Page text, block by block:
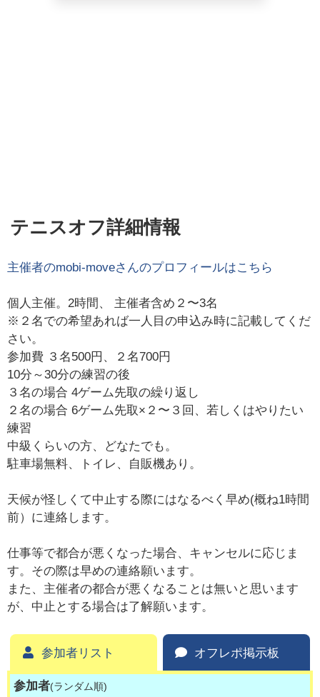
テニスオフ詳細情報
主催者のmobi-moveさんのプロフィールはこちら
個人主催。2時間、 主催者含め２〜3名
※２名での希望あれば一人目の申込み時に記載してくだ
さい。
参加費 ３名500円、２名700円
10分～30分の練習の後
３名の場合 4ゲーム先取の繰り返し
２名の場合 6ゲーム先取×２〜３回、若しくはやりたい
練習
中級くらいの方、どなたでも。
駐車場無料、トイレ、自販機あり。
天候が怪しくて中止する際にはなるべく早め(概ね1時間
前）に連絡します。
仕事等で都合が悪くなった場合、キャンセルに応じま
す。その際は早めの連絡願います。
また、主催者の都合が悪くなることは無いと思います
が、中止とする場合は了解願います。
参加者リスト オフレポ掲示板
参加者(ランダム順)